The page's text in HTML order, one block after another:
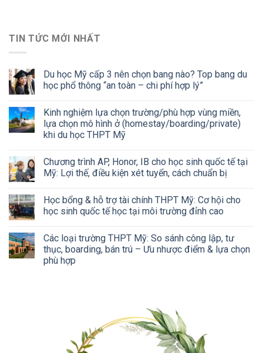
TIN TỨC MỚI NHẤT
Du học Mỹ cấp 3 nên chọn bang nào? Top bang du
học phổ thông “an toàn – chi phí hợp lý”
Kinh nghiệm lựa chọn trường/phù hợp vùng miền,
lựa chọn mô hình ở (homestay/boarding/private)
khi du học THPT Mỹ
Chương trình AP, Honor, IB cho học sinh quốc tế tại
Mỹ: Lợi thế, điều kiện xét tuyển, cách chuẩn bị
Học bổng & hỗ trợ tài chính THPT Mỹ: Cơ hội cho
học sinh quốc tế học tại môi trường đỉnh cao
Các loại trường THPT Mỹ: So sánh công lập, tư
thục, boarding, bán trú – Ưu nhược điểm & lựa chọn
phù hợp